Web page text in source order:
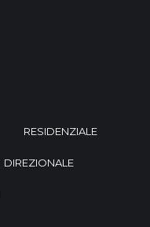
RESIDENZIALE
DIREZIONALE